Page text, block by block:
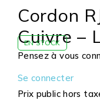
Cordon
Cuivre –
EN STOCK
Pensez à vous
Se connecter
Prix public hors